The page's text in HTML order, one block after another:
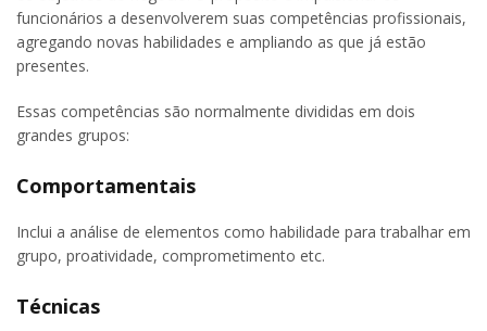
funcionários a desenvolverem suas competências profissionais,
agregando novas habilidades e ampliando as que já estão
presentes.
Essas competências são normalmente divididas em dois
grandes grupos:
Comportamentais
Inclui a análise de elementos como habilidade para trabalhar em
grupo, proatividade, comprometimento etc.
Técnicas